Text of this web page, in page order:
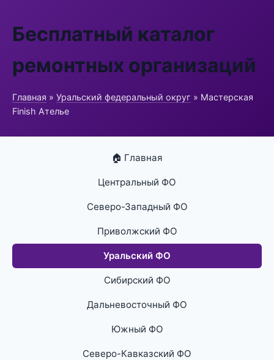
Бесплатный каталог
ремонтных организаций
Главная » Уральский федеральный округ » Мастерская
Finish Ателье
🏠 Главная
Центральный ФО
Северо-Западный ФО
Приволжский ФО
Уральский ФО
Сибирский ФО
Дальневосточный ФО
Южный ФО
Северо-Кавказский ФО